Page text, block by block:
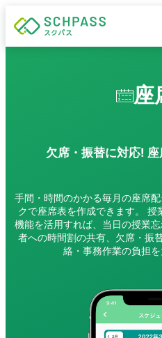
座
欠席・振替に対応!
手間・時間のかかる毎月の座席
クで座席表を作成できます。
機能を活用すれば、当日の授業
者への時間割の共有、欠席・振
絡・事務作業の負担を